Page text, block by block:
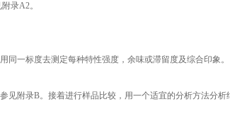
录A2。
一标度去测定每种特性强度，余味或滞留度及综合印象。
附录B。接着进行样品比较，用一个适宜的分析方法分析